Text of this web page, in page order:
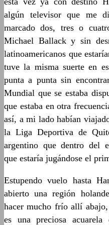
algún televisor que me
marcado dos, tres o
Michael Ballack y sin
latinoamericanos que
tuve la misma suerte en
punta a punta sin
Mundial que se estaba
que estaba en otra
así, a mi lado habían
la Liga Deportiva de
argentino que dentro del
que estaría jugándose el
Estupendo vuelo hasta
abierto una región
hacer mucho frío allí
es una preciosa